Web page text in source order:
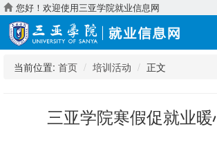
您好！欢迎使用三亚学院就业信息网
当前位置: 首页 培训活动 正文
三亚学院寒假促就业